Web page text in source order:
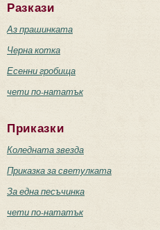
Разкази
Аз прашинката
Черна котка
Есенни гробища
чети по-нататък
Приказки
Коледната звезда
Приказка за светулката
За една песъчинка
чети по-нататък